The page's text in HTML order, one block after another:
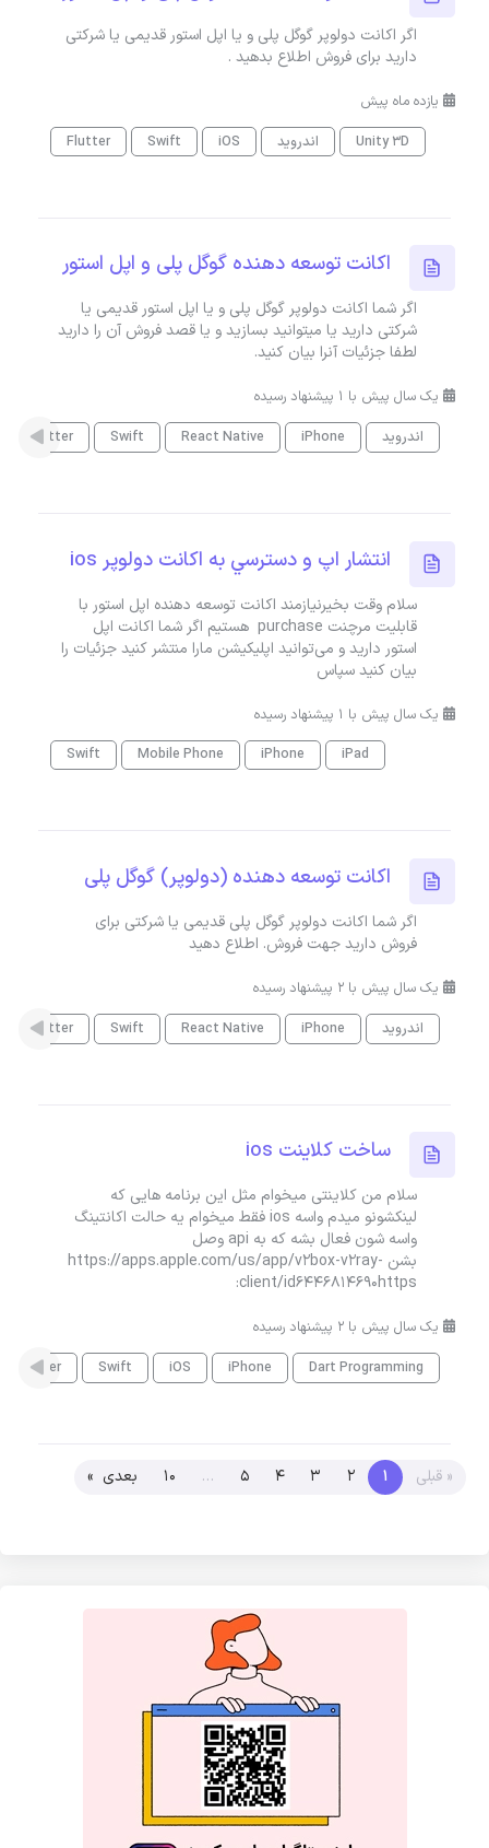
اگر اکانت دولوپر گوگل پلی و یا اپل استور قدیمی یا شرکتی
دارید برای فروش اطلاع بدهید .
یازده ماه پیش
Unity 3D
اندروید iOS
Swift
Flutter
اکانت توسعه دهنده گوگل پلی و اپل استور
اگر شما اکانت دولوپر گوگل پلی و یا اپل استور قدیمی یا
شرکتی دارید یا میتوانید بسازید و یا قصد فروش آن را دارید
لطفا جزئیات آنرا بیان کنید.
یک سال پیش با 1 پیشنهاد رسیده
اندروید
iPhone
React Native
Swift
Flutter
انتشار اپ و دسترسي به اکانت دولوپر ios
سلام وقت بخیرنیازمند اکانت توسعه دهنده اپل استور با
قابلیت مرچنت purchase هستیم اگر شما اکانت اپل
استور دارید و می‌توانید اپلیکیشن مارا منتشر کنید جزئیات را
بیان کنید سپاس
یک سال پیش با 1 پیشنهاد رسیده
iPad
iPhone
Mobile Phone
Swift
اکانت توسعه دهنده (دولوپر) گوگل پلی
اگر شما اکانت دولوپر گوگل پلی قدیمی یا شرکتی برای
فروش دارید جهت فروش. اطلاع دهید
یک سال پیش با 2 پیشنهاد رسیده
اندروید
iPhone
React Native
Swift
Flutter
ساخت کلاینت ios
سلام من کلاینتی میخوام مثل این برنامه هایی که
لینکشونو میدم واسه ios فقط میخوام یه حالت اکانتینگ
واسه شون فعال بشه که به api وصل
بشن https://apps.apple.com/us/app/v2box-v2ray-
client/id6446814690https:
یک سال پیش با 2 پیشنهاد رسیده
Dart Programming
iPhone
iOS
Swift
Flutter
« قبلی 1
2
3
4
5
…
10 بعدی »